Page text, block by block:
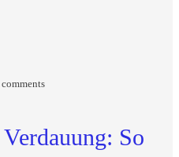
comments
So